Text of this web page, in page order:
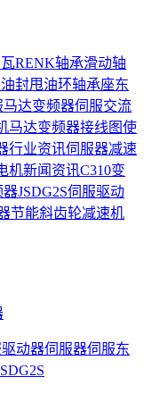
RENK轴承滑动轴
油封甩油环轴承座东
马达变频器伺服交流
马达变频器接线图使
行业资讯伺服器减速
机新闻资讯C310变
器JSDG2S伺服驱动
节能斜齿轮减速机
驱动器伺服器伺服东